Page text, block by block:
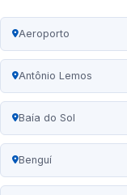
Aeroporto
Antônio Lemos
Baía do Sol
Benguí